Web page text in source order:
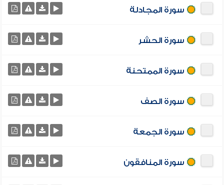
سورة المجادلة
سورة الحشر
سورة الممتحنة
سورة الصف
سورة الجمعة
سورة المنافقون